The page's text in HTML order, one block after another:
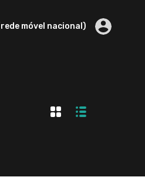
916400812 (rede móvel nacional)
móvel nacional)